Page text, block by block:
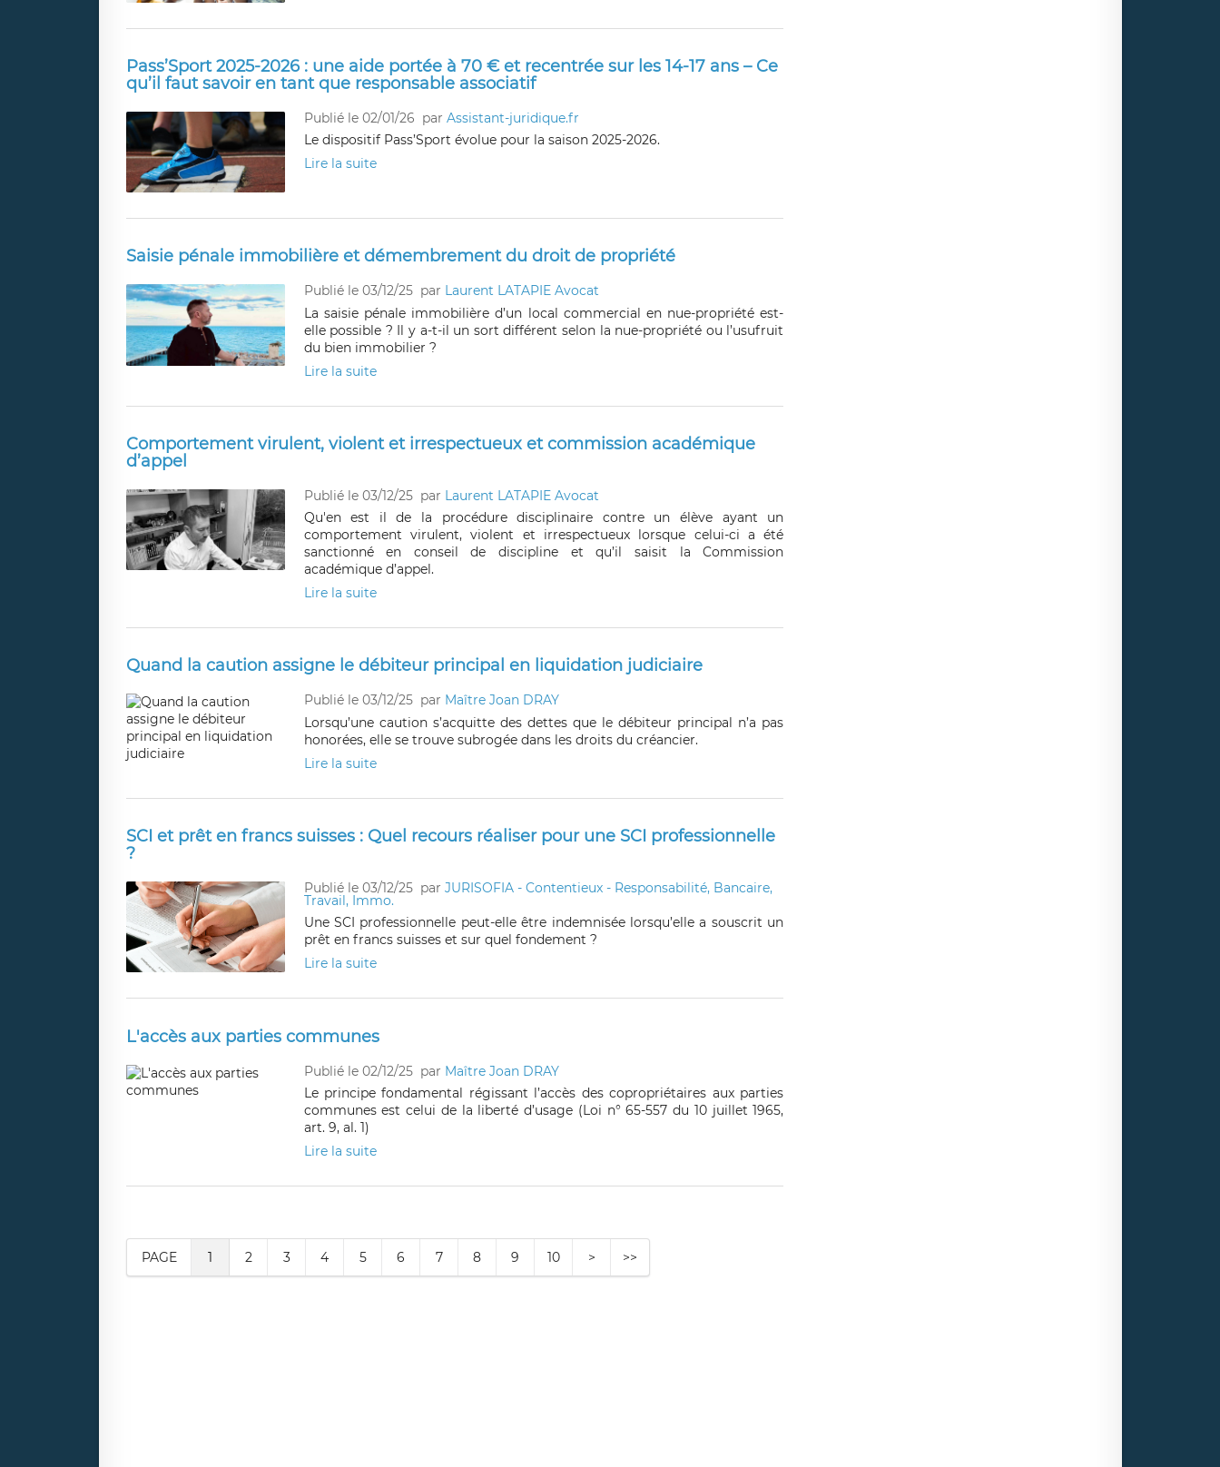
Pass’Sport 2025-2026 : une aide portée à 70 € et recentrée sur les 14-17 ans – Ce
qu’il faut savoir en tant que responsable associatif
Publié le 02/01/26 par Assistant-juridique.fr
Le dispositif Pass’Sport évolue pour la saison 2025-2026.
Lire la suite
Saisie pénale immobilière et démembrement du droit de propriété
Publié le 03/12/25 par Laurent LATAPIE Avocat
La saisie pénale immobilière d’un local commercial en nue-propriété est-
elle possible ? Il y a-t-il un sort différent selon la nue-propriété ou l’usufruit
du bien immobilier ?
Lire la suite
Comportement virulent, violent et irrespectueux et commission académique
d’appel
Publié le 03/12/25 par Laurent LATAPIE Avocat
Qu'en est il de la procédure disciplinaire contre un élève ayant un
comportement virulent, violent et irrespectueux lorsque celui-ci a été
sanctionné en conseil de discipline et qu’il saisit la Commission
académique d’appel.
Lire la suite
Quand la caution assigne le débiteur principal en liquidation judiciaire
Publié le 03/12/25 par Maître Joan DRAY
Lorsqu’une caution s’acquitte des dettes que le débiteur principal n’a pas
honorées, elle se trouve subrogée dans les droits du créancier.
Lire la suite
SCI et prêt en francs suisses : Quel recours réaliser pour une SCI professionnelle
?
Publié le 03/12/25 par JURISOFIA - Contentieux - Responsabilité, Bancaire,
Travail, Immo.
Une SCI professionnelle peut-elle être indemnisée lorsqu’elle a souscrit un
prêt en francs suisses et sur quel fondement ?
Lire la suite
L'accès aux parties communes
Publié le 02/12/25 par Maître Joan DRAY
Le principe fondamental régissant l’accès des copropriétaires aux parties
communes est celui de la liberté d’usage (Loi n° 65-557 du 10 juillet 1965,
art. 9, al. 1)
Lire la suite
PAGE 1 2 3 4 5 6 7 8 9 10 > >>